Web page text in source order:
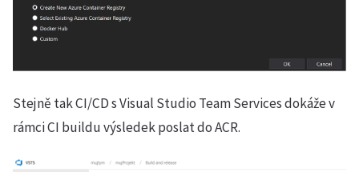
Stejně tak CI/CD s Visual Studio Team Services dokáže v
rámci CI buildu výsledek poslat do ACR.